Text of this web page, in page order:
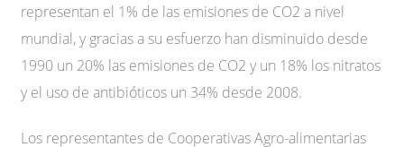
representan el 1% de las emisiones de CO2 a nivel
mundial, y gracias a su esfuerzo han disminuido desde
1990 un 20% las emisiones de CO2 y un 18% los nitratos
y el uso de antibióticos un 34% desde 2008.
Los representantes de Cooperativas Agro-alimentarias